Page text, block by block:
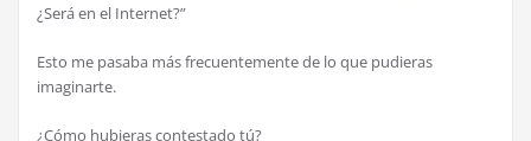
¿Será en el Internet?”
Esto me pasaba más frecuentemente de lo que pudieras
imaginarte.
¿Cómo hubieras contestado tú?